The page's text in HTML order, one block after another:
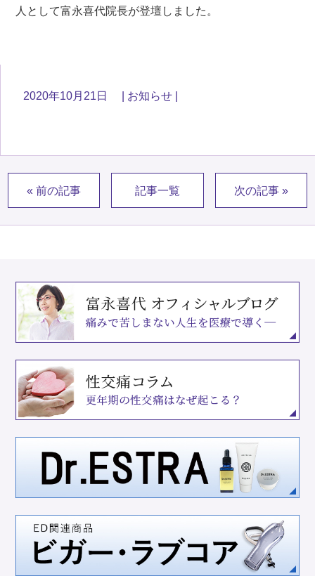
人として富永喜代院長が登壇しました。
2020年10月21日 お知らせ
« 前の記事 記事一覧 次の記事 »